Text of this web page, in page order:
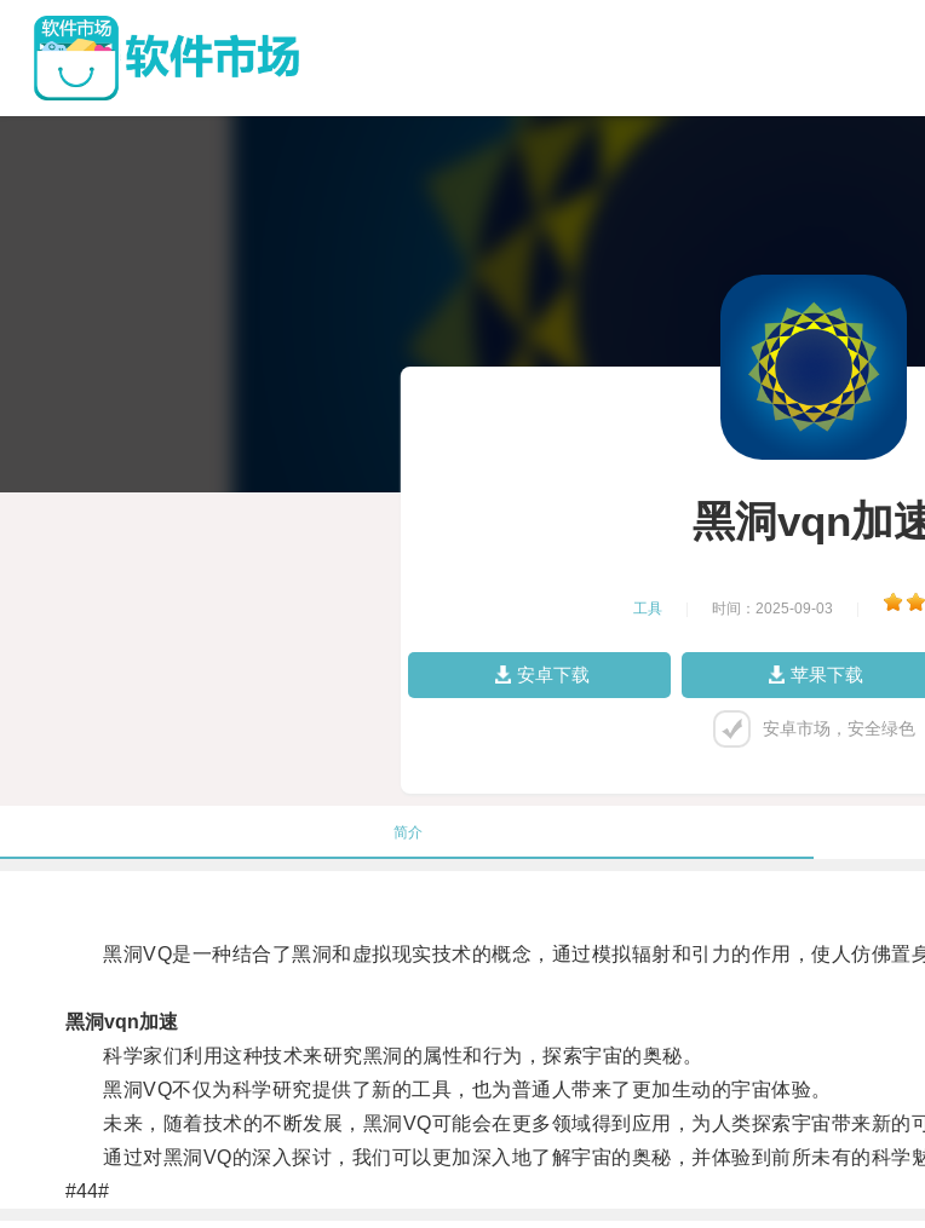
黑洞vqn加
工具 时间：2025-09-03
安卓下载 苹果下载
安卓市场，安全绿色
简介
黑洞VQ是一种结合了黑洞和虚拟现实技术的概念，通过模拟辐射和引力的作用，使人仿佛置
黑洞vqn加速
科学家们利用这种技术来研究黑洞的属性和行为，探索宇宙的奥秘。
黑洞VQ不仅为科学研究提供了新的工具，也为普通人带来了更加生动的宇宙体验。
未来，随着技术的不断发展，黑洞VQ可能会在更多领域得到应用，为人类探索宇宙带来新的可
通过对黑洞VQ的深入探讨，我们可以更加深入地了解宇宙的奥秘，并体验到前所未有的科学魅
#44#